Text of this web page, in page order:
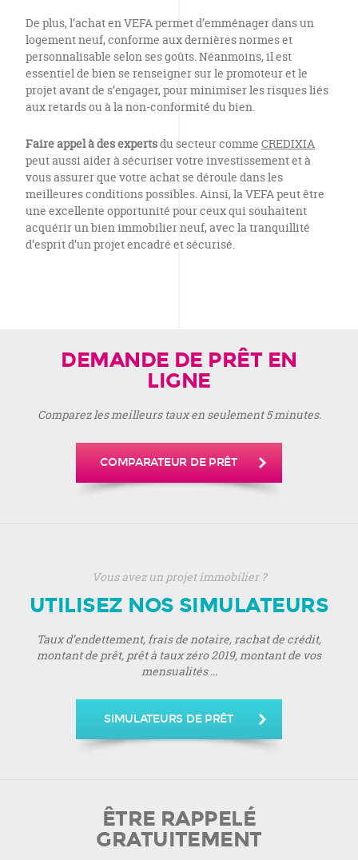
De plus, l’achat en VEFA permet d’emménager dans un
logement neuf, conforme aux dernières normes et
personnalisable selon ses goûts. Néanmoins, il est
essentiel de bien se renseigner sur le promoteur et le
projet avant de s’engager, pour minimiser les risques liés
aux retards ou à la non-conformité du bien.
Faire appel à des expertsdu secteur comme CREDIXIA
peut aussi aider à sécuriser votre investissement et à
vous assurer que votre achat se déroule dans les
meilleures conditions possibles. Ainsi, la VEFA peut être
une excellente opportunité pour ceux qui souhaitent
acquérir un bien immobilier neuf, avec la tranquillité
d’esprit d’un projet encadré et sécurisé.
DEMANDE DE PRÊT EN
LIGNE
Comparez les meilleurs taux en seulement 5 minutes.
COMPARATEUR DE PRÊT
Vous avez un projet immobilier ?
UTILISEZ NOS SIMULATEURS
Taux d’endettement, frais de notaire, rachat de crédit,
montant de prêt, prêt à taux zéro 2019, montant de vos
mensualités ...
SIMULATEURS DE PRÊT
ÊTRE RAPPELÉ
GRATUITEMENT